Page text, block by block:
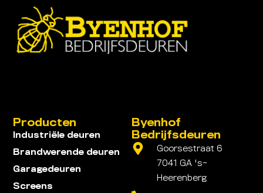
Byenhof
Bedrijfsdeuren
Goorsestraat 6
7041 GA 's-
Heerenberg
Producten
Industriële deuren
Brandwerende deuren
Garagedeuren
Screens